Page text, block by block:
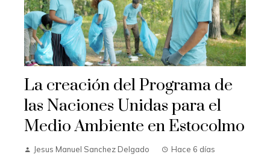
La creación del Programa de
las Naciones Unidas para el
Medio Ambiente en Estocolmo
Jesus Manuel Sanchez Delgado Hace 6 días